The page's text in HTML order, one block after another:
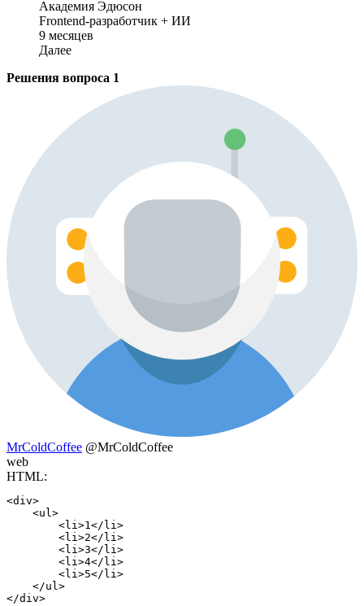
Академия Эдюсон
Frontend-разработчик + ИИ
9 месяцев
Далее
Решения вопроса 1
MrColdCoffee @MrColdCoffee
web
HTML:
<div>
    <ul>
        <li>1</li>
        <li>2</li>
        <li>3</li>
        <li>4</li>
        <li>5</li>
    </ul>
</div>